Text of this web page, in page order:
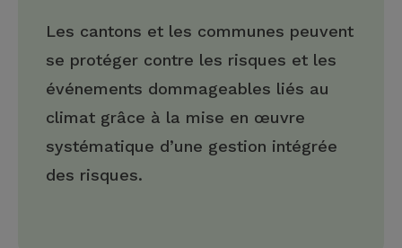
Les cantons et les communes peuvent
se protéger contre les risques et les
événements dommageables liés au
climat grâce à la mise en œuvre
systématique d’une gestion intégrée
des risques.